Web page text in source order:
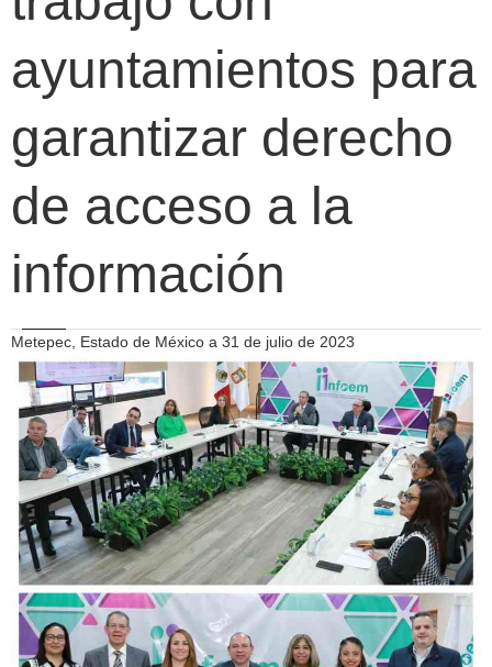
ayuntamientos para
garantizar derecho
de acceso a la
información
Metepec, Estado de México a 31 de julio de 2023